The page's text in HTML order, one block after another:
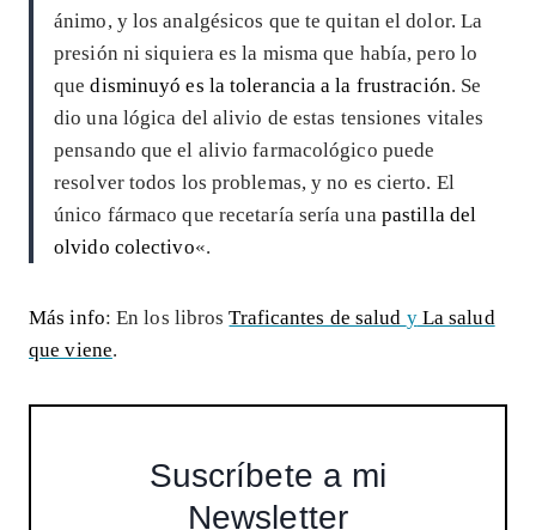
ánimo, y los analgésicos que te quitan el dolor. La
presión ni siquiera es la misma que había, pero lo
quedisminuyó es la tolerancia a la frustración. Se
dio una lógica del alivio de estas tensiones vitales
pensando que el alivio farmacológico puede
resolver todos los problemas, y no es cierto. El
único fármaco que recetaría sería una pastilla del
olvido colectivo«.
Más info: En los librosTraficantes de salud yLa salud
que viene.
Suscríbete a mi
Newsletter